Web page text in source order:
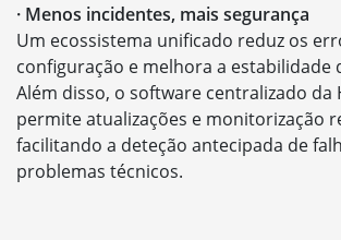
· Menos incidentes, mais segurança
Um ecossistema unificado reduz os
configuração e melhora a estabilidade
Além disso, o software centralizado da
permite atualizações e monitorização
facilitando a deteção antecipada de
problemas técnicos.